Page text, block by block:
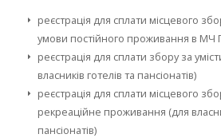
реєстрація для сплати міcцевого
умови постійного проживання в МЧ
реєстрація для сплати збору за
власників готелів та пансіонатів)
реєстрація для сплати місцевого
рекреаційне проживання (для
пансіонатів)